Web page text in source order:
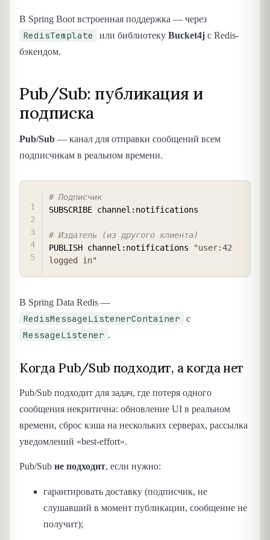
В Spring Boot встроенная поддержка — через
RedisTemplate или библиотеку Bucket4j с Redis-
бэкендом.
Pub/Sub: публикация и
подписка
Pub/Sub — канал для отправки сообщений всем
подписчикам в реальном времени.
# Подписчик
SUBSCRIBE channel:notifications
# Издатель (из другого клиента)
PUBLISH channel:notifications
"user:42
logged in"
В Spring Data Redis —
RedisMessageListenerContainer с
MessageListener .
Когда Pub/Sub подходит, а когда нет
Pub/Sub подходит для задач, где потеря одного
сообщения некритична: обновление UI в реальном
времени, сброс кэша на нескольких серверах, рассылка
уведомлений «best-effort».
Pub/Sub не подходит, если нужно:
гарантировать доставку (подписчик, не
слушавший в момент публикации, сообщение не
получит);